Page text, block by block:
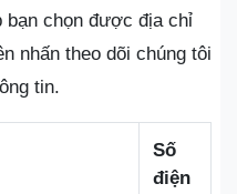
bạn chọn được địa chỉ
nhấn theo dõi chúng tôi
tin.
Số
điện